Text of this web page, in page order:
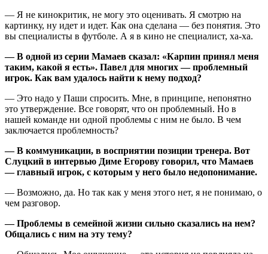
— Я не кинокритик, не могу это оценивать. Я смотрю на
картинку, ну идет и идет. Как она сделана — без понятия. Это
вы специалисты в футболе. А я в кино не специалист, ха-ха.
— В одной из серии Мамаев сказал: «Карпин принял меня
таким, какой я есть». Павел для многих — проблемный
игрок. Как вам удалось найти к нему подход?
— Это надо у Паши спросить. Мне, в принципе, непонятно
это утверждение. Все говорят, что он проблемный. Но в
нашей команде ни одной проблемы с ним не было. В чем
заключается проблемность?
— В коммуникации, в восприятии позиции тренера. Вот
Слуцкий в интервью Диме Егорову говорил, что Мамаев
— главный игрок, с которым у него было недопонимание.
— Возможно, да. Но так как у меня этого нет, я не понимаю, о
чем разговор.
— Проблемы в семейной жизни сильно сказались на нем?
Общались с ним на эту тему?